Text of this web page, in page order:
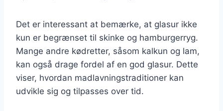
Det er interessant at bemærke, at glasur ikke
kun er begrænset til skinke og hamburgerryg.
Mange andre kødretter, såsom kalkun og lam,
kan også drage fordel af en god glasur. Dette
viser, hvordan madlavningstraditioner kan
udvikle sig og tilpasses over tid.